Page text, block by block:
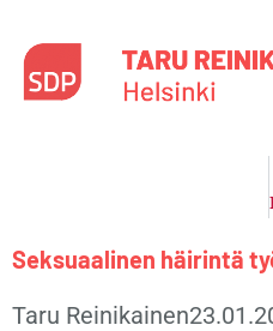
sisältöön
Seksuaalinen häirintä
Taru Reinikainen